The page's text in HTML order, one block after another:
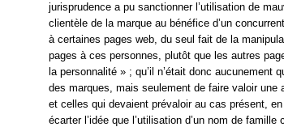
jurisprudence a pu sanctionner l’utilisation de
clientèle de la marque au bénéfice d’un
à certaines pages web, du seul fait de la
pages à ces personnes, plutôt que les autres
la personnalité » ; qu’il n’était donc aucunement
des marques, mais seulement de faire valoir
et celles qui devaient prévaloir au cas présent,
écarter l’idée que l’utilisation d’un nom de